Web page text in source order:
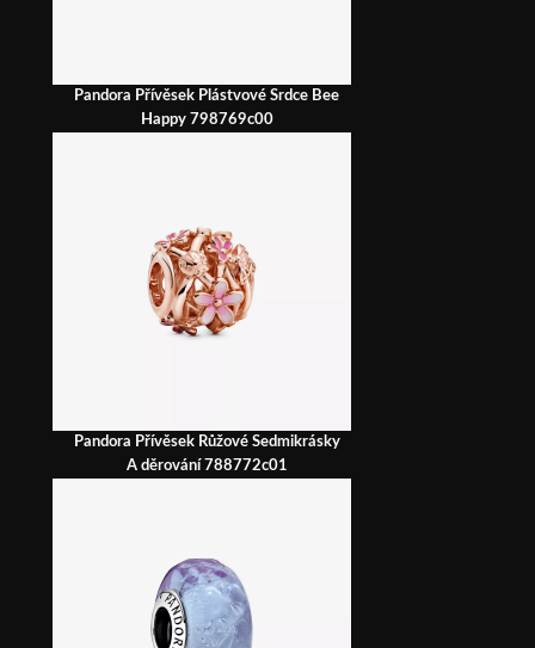
Pandora Přívěsek Plástvové Srdce Bee
Happy 798769c00
Pandora Přívěsek Růžové Sedmikrásky
A děrování 788772c01